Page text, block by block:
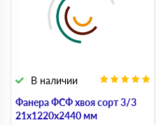
Фанера ФСФ хвоя сорт 3/3
21х1220х2440 мм
В наличии